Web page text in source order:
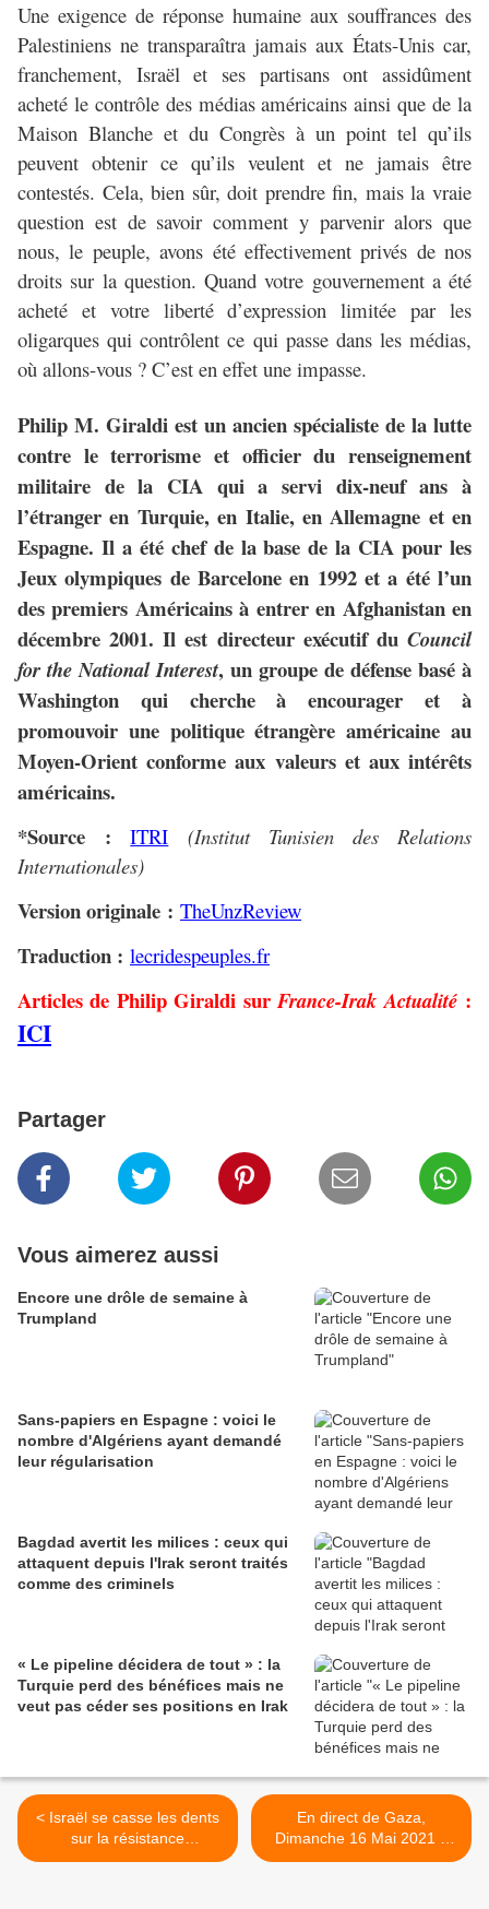
Une exigence de réponse humaine aux souffrances des
Palestiniens ne transparaîtra jamais aux États-Unis car,
franchement, Israël et ses partisans ont assidûment
acheté le contrôle des médias américains ainsi que de la
Maison Blanche et du Congrès à un point tel qu’ils
peuvent obtenir ce qu’ils veulent et ne jamais être
contestés. Cela, bien sûr, doit prendre fin, mais la vraie
question est de savoir comment y parvenir alors que
nous, le peuple, avons été effectivement privés de nos
droits sur la question. Quand votre gouvernement a été
acheté et votre liberté d’expression limitée par les
oligarques qui contrôlent ce qui passe dans les médias,
où allons-vous ? C’est en effet une impasse.
Philip M. Giraldi est un ancien spécialiste de la lutte
contre le terrorisme et officier du renseignement
militaire de la CIA qui a servi dix-neuf ans à
l’étranger en Turquie, en Italie, en Allemagne et en
Espagne. Il a été chef de la base de la CIA pour les
Jeux olympiques de Barcelone en 1992 et a été l’un
des premiers Américains à entrer en Afghanistan en
décembre 2001. Il est directeur exécutif du Council
for the National Interest, un groupe de défense basé à
Washington qui cherche à encourager et à
promouvoir une politique étrangère américaine au
Moyen-Orient conforme aux valeurs et aux intérêts
américains.
*Source :
ITRI (Institut Tunisien des Relations
Internationales)
Version originale : TheUnzReview
Traduction : lecridespeuples.fr
Articles de Philip Giraldi surFrance-Irak Actualité:
ICI
Partager
Vous aimerez aussi
Encore une drôle de semaine à
Trumpland
Sans-papiers en Espagne : voici le
nombre d'Algériens ayant demandé
leur régularisation
Bagdad avertit les milices : ceux qui
attaquent depuis l'Irak seront traités
comme des criminels
« Le pipeline décidera de tout » : la
Turquie perd des bénéfices mais ne
veut pas céder ses positions en Irak
< Israël se casse les dents
sur la résistance
palestinienne
En direct de Gaza,
Dimanche 16 Mai 2021 à
19 heures >